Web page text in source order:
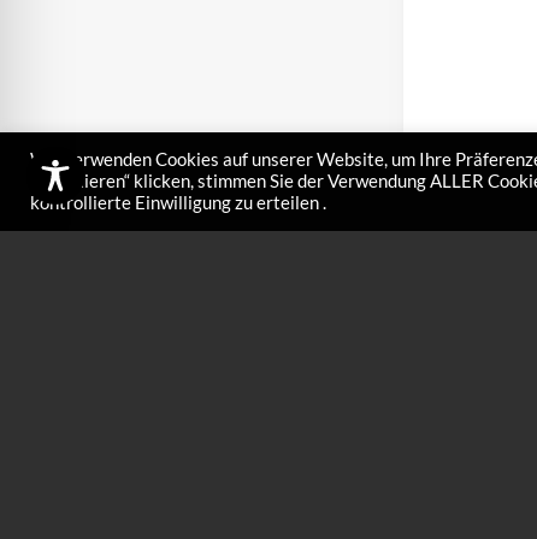
Wir verwenden Cookies auf unserer Website, um Ihre
akzeptieren“ klicken, stimmen Sie der Verwendung ALLER
kontrollierte Einwilligung zu erteilen .